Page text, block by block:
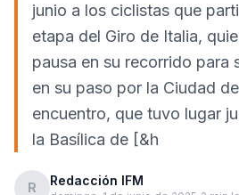
junio a los ciclistas que
etapa del Giro de Italia,
pausa en su recorrido para
en su paso por la Ciudad
encuentro, que tuvo lugar
la Basílica de [&h
R Redacción IFM